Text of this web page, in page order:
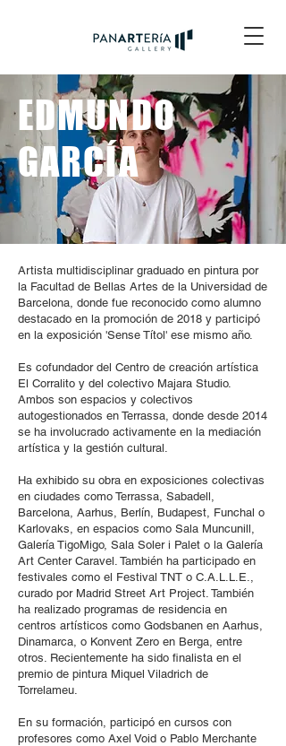
EDMUNDO
GARCÍA
Artista multidisciplinar graduado en pintura por
la Facultad de Bellas Artes de la Universidad de
Barcelona, donde fue reconocido como alumno
destacado en la promoción de 2018 y participó
en la exposición 'Sense Títol' ese mismo año.
Es cofundador del Centro de creación artística
El Corralito y del colectivo Majara Studio.
Ambos son espacios y colectivos
autogestionados en Terrassa, donde desde 2014
se ha involucrado activamente en la mediación
artística y la gestión cultural.
Ha exhibido su obra en exposiciones colectivas
en ciudades como Terrassa, Sabadell,
Barcelona, Aarhus, Berlín, Budapest, Funchal o
Karlovaks, en espacios como Sala Muncunill,
Galería TigoMigo, Sala Soler i Palet o la Galería
Art Center Caravel. También ha participado en
festivales como el Festival TNT o C.A.L.L.E.,
curado por Madrid Street Art Project. También
ha realizado programas de residencia en
centros artísticos como Godsbanen en Aarhus,
Dinamarca, o Konvent Zero en Berga, entre
otros. Recientemente ha sido finalista en el
premio de pintura Miquel Viladrich de
Torrelameu.
En su formación, participó en cursos con
profesores como Axel Void o Pablo Merchante